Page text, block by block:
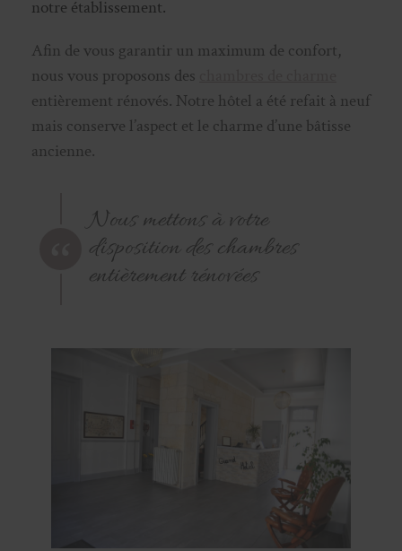
notre établissement.
Afin de vous garantir un maximum de confort,
nous vous proposons des
entièrement rénovés. Notre hôtel a été refait à neuf
mais conserve l’aspect et le charme d’une bâtisse
ancienne.
Nous mettons à votre
disposition des chambres
entièrement rénovées